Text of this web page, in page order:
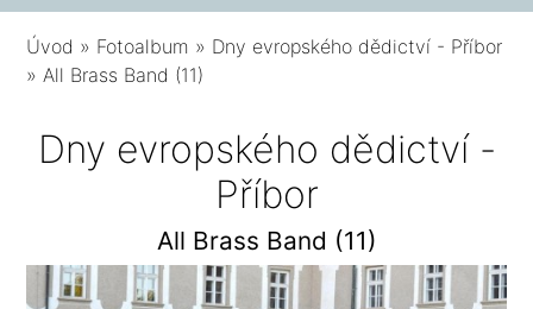
Úvod » Fotoalbum » Dny evropského dědictví - Příbor
»All Brass Band (11)
Dny evropského dědictví -
Příbor
All Brass Band (11)